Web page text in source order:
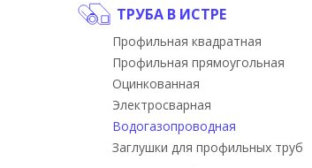
ТРУБА В ИСТРЕ
Профильная квадратная
Профильная прямоугольная
Оцинкованная
Электросварная
Водогазопроводная
Заглушки для профильных труб